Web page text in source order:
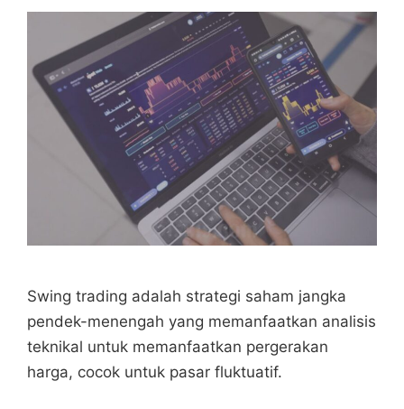
Swing trading adalah strategi saham jangka
pendek-menengah yang memanfaatkan analisis
teknikal untuk memanfaatkan pergerakan
harga, cocok untuk pasar fluktuatif.